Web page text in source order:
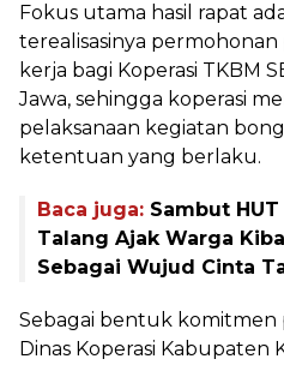
Fokus utama hasil rapat
terealisasinya
kerja bagi Koperasi TKBM
Jawa, sehingga koperasi
pelaksanaan kegiatan
ketentuan yang berlaku.
Baca juga: Sambut
Talang Ajak Warga
Sebagai Wujud Cinta
Sebagai bentuk komitmen
Dinas Koperasi Kabupaten